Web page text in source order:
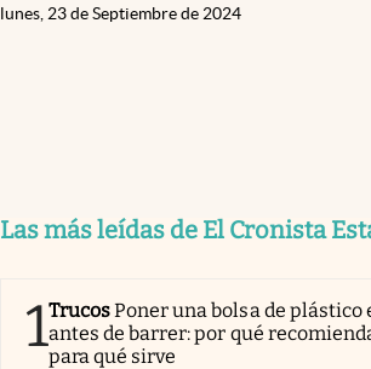
lunes, 23 de Septiembre de 2024
Las más leídas de El Cronista
1TrucosPoner una bolsa de plástico
antes de barrer: por qué
para qué sirve